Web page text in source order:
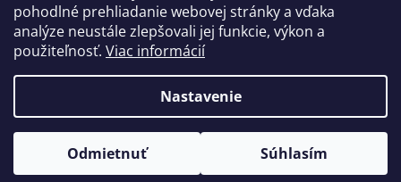
pohodlné prehliadanie webovej stránky a vďaka
analýze neustále zlepšovali jej funkcie, výkon a
použiteľnosť. Viac informácií
Nastavenie
Odmietnuť Súhlasím
Vytvoril Shoptet
Copyright 2026FAMU.sk . Všetky práva vyhradené.